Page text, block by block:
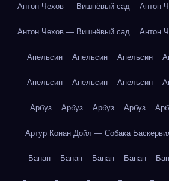
Антон Чехов — Вишнёвый сад Антон
Антон Чехов — Вишнёвый сад Антон
Апельсин Апельсин Апельсин
Апельсин Апельсин Апельсин
Арбуз Арбуз Арбуз Арбуз
Артур Конан Дойл — Собака
Банан Банан Банан Банан